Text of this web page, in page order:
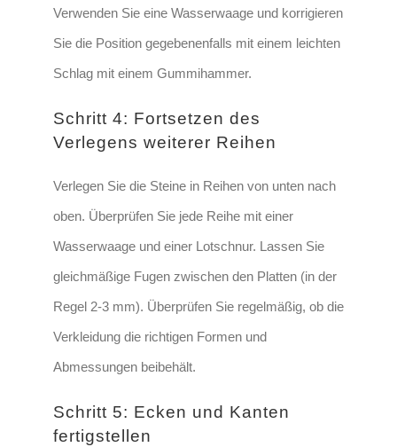
Verwenden Sie eine Wasserwaage und korrigieren
Sie die Position gegebenenfalls mit einem leichten
Schlag mit einem Gummihammer.
Schritt 4: Fortsetzen des
Verlegens weiterer Reihen
Verlegen Sie die Steine in Reihen von unten nach
oben. Überprüfen Sie jede Reihe mit einer
Wasserwaage und einer Lotschnur. Lassen Sie
gleichmäßige Fugen zwischen den Platten (in der
Regel 2-3 mm). Überprüfen Sie regelmäßig, ob die
Verkleidung die richtigen Formen und
Abmessungen beibehält.
Schritt 5: Ecken und Kanten
fertigstellen